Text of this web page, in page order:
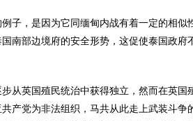
例子，是因为它同缅甸内战有着一定的相似
南部边境府的安全形势，这促使泰国政府
英国殖民统治中获得独立，然而在英国
产党为非法组织，马共从此走上武装斗争